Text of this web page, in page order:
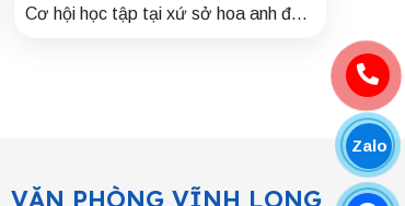
Cơ hội học tập tại xứ sở hoa anh đào
VĂN PHÒNG VĨNH LONG
Zalo